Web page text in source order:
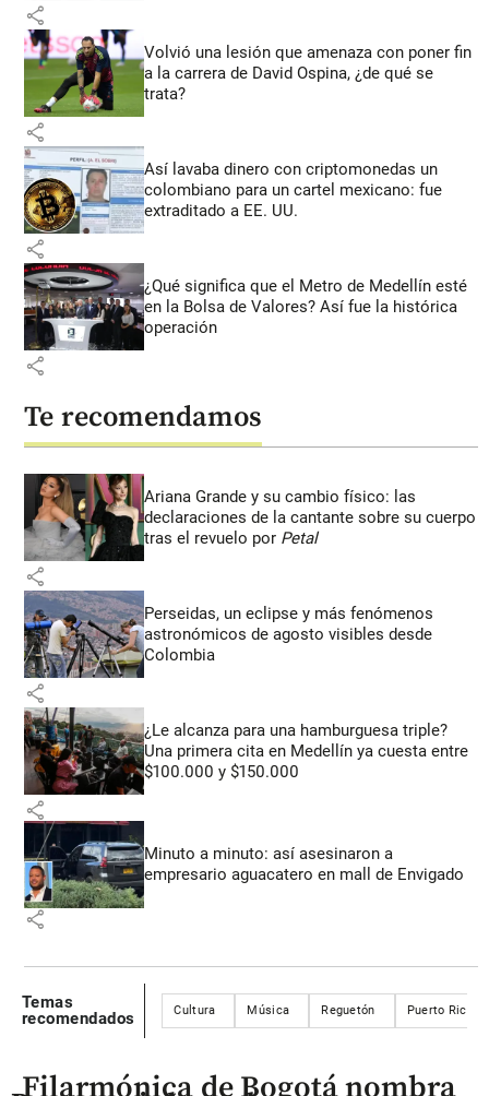
share
Volvió una lesión que amenaza con poner fin
a la carrera de David Ospina, ¿de qué se
trata?
share
Así lavaba dinero con criptomonedas un
colombiano para un cartel mexicano: fue
extraditado a EE. UU.
share
¿Qué significa que el Metro de Medellín esté
en la Bolsa de Valores? Así fue la histórica
operación
share
Te recomendamos
Ariana Grande y su cambio físico: las
declaraciones de la cantante sobre su cuerpo
tras el revuelo por Petal
share
Perseidas, un eclipse y más fenómenos
astronómicos de agosto visibles desde
Colombia
share
¿Le alcanza para una hamburguesa triple?
Una primera cita en Medellín ya cuesta entre
$100.000 y $150.000
share
Minuto a minuto: así asesinaron a
empresario aguacatero en mall de Envigado
share
Temas
recomendados
Cultura Música Reguetón Puerto Rico
Filarmónica de Bogotá nombra